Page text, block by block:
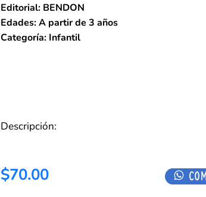
Editorial: BENDON
Edades: A partir de 3 años
Categoría: Infantil
Descripción:
$70.00